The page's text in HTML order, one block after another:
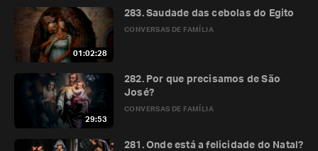
01:02:28
CONVERSAS DE FAMÍLIA
283. Saudade das cebolas do Egito
29:53
CONVERSAS DE FAMÍLIA
282. Por que precisamos de São
José?
281. Onde está a felicidade do Natal?